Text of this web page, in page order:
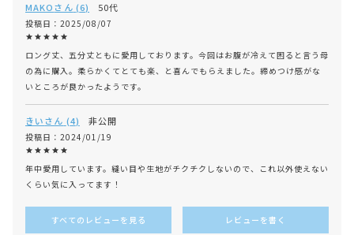
MAKO 6 50代
投稿日 2025/08/07
ロング丈、五分丈ともに愛用しております。今回はお腹が冷えて困ると言う母
の為に購入。柔らかくてとても楽、と喜んでもらえました。締めつけ感がな
いところが良かったようです。
きい 4 非公開
投稿日 2024/01/19
年中愛用しています。縫い目や生地がチクチクしないので、これ以外使えない
くらい気に入ってます！
すべてのレビューを見る レビューを書く